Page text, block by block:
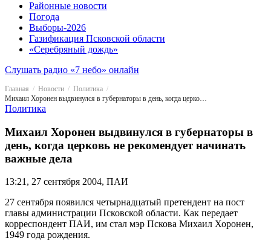
Районные новости
Погода
Выборы-2026
Газификация Псковской области
«Серебряный дождь»
Слушать радио «7 небо» онлайн
Главная Новости
Политика
Михаил Хоронен выдвинулся в губернаторы в день, когда церковь не рекомендует начинать важные дела
Политика
Михаил Хоронен выдвинулся в губернаторы в
день, когда церковь не рекомендует начинать
важные дела
13:21, 27 сентября 2004, ПАИ
27 сентября появился четырнадцатый претендент на пост
главы администрации Псковской области. Как передает
корреспондент ПАИ, им стал мэр Пскова Михаил Хоронен,
1949 года рождения.